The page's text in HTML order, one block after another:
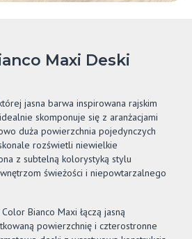
Maxi Deski
jasna barwa inspirowana rajskim
skomponuje się z aranżacjami
duża powierzchnia pojedynczych
rozświetli niewielkie
z subtelną kolorystyką stylu
świeżości i niepowtarzalnego
Bianco Maxi łączą jasną
powierzchnię i czterostronne